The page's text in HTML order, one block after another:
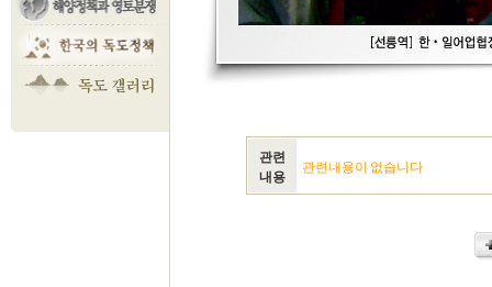
관련
내용
관련내용이 없습니다